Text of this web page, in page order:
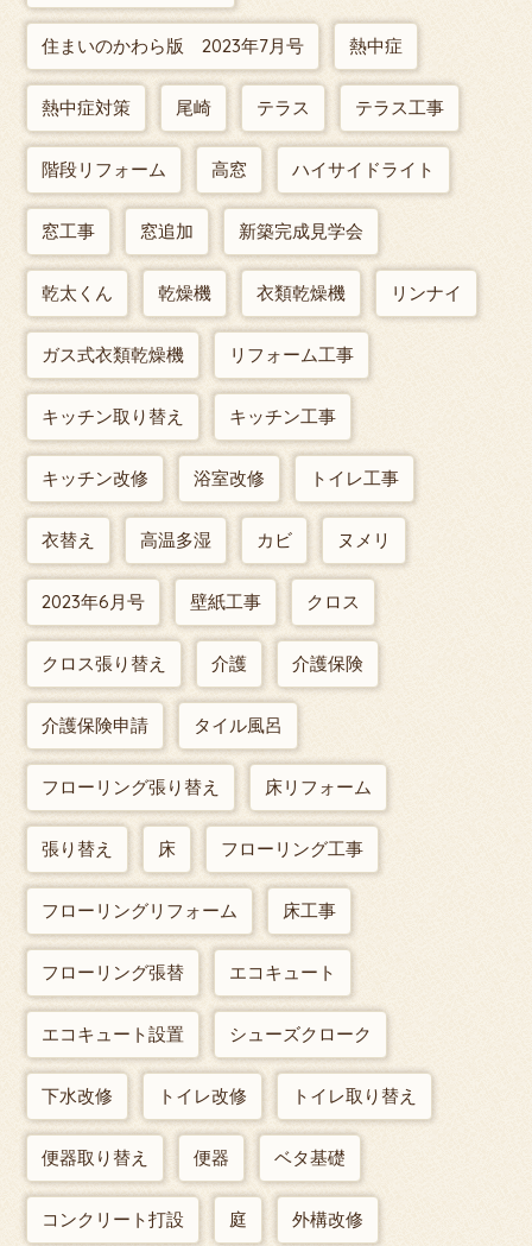
住まいのかわら版 2023年7月号 熱中症
熱中症対策 尾崎 テラス テラス工事
階段リフォーム 高窓 ハイサイドライト
窓工事 窓追加 新築完成見学会
乾太くん 乾燥機 衣類乾燥機 リンナイ
ガス式衣類乾燥機 リフォーム工事
キッチン取り替え キッチン工事
キッチン改修 浴室改修 トイレ工事
衣替え 高温多湿 カビ ヌメリ
2023年6月号 壁紙工事 クロス
クロス張り替え 介護 介護保険
介護保険申請 タイル風呂
フローリング張り替え 床リフォーム
張り替え 床 フローリング工事
フローリングリフォーム 床工事
フローリング張替 エコキュート
エコキュート設置 シューズクローク
下水改修 トイレ改修 トイレ取り替え
便器取り替え 便器 ベタ基礎
コンクリート打設 庭 外構改修